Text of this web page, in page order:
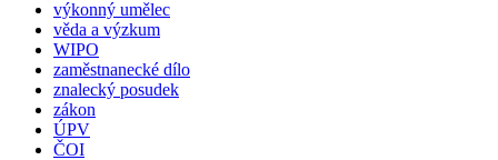
výkonný umělec
věda a výzkum
WIPO
zaměstnanecké dílo
znalecký posudek
zákon
ÚPV
ČOI